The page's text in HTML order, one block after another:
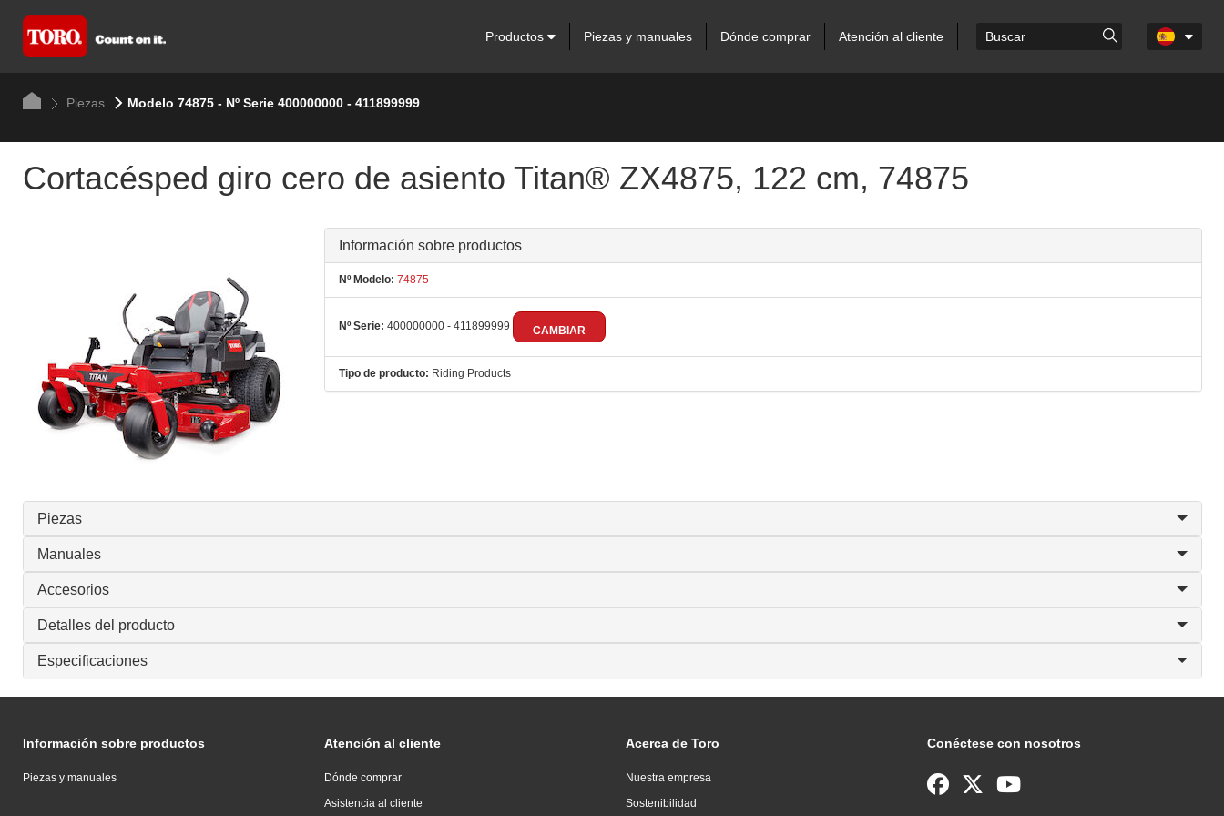
Productos Piezas y manuales Dónde comprar Atención al cliente
Piezas Modelo 74875 - Nº Serie 400000000 - 411899999
Cortacésped giro cero de asiento Titan® ZX4875, 122 cm, 74875
Información sobre productos
Nº Modelo: 74875
Nº Serie: 400000000 - 411899999 CAMBIAR
Tipo de producto: Riding Products
Piezas
Manuales
Accesorios
Detalles del producto
Especificaciones
Información sobre productos
Piezas y manuales
Atención al cliente
Dónde comprar
Asistencia al cliente
Acerca de Toro
Nuestra empresa
Sostenibilidad
Conéctese con nosotros